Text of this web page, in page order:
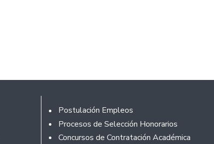
Rodapé
Postulación Empleos
Procesos de Selección Honorarios
Concursos de Contratación Académica